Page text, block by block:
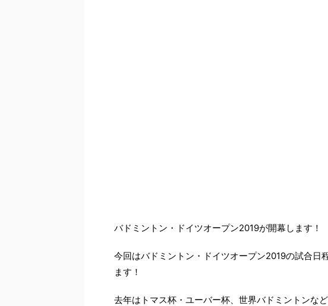
バドミントン・ドイツオープン2019が開幕します！
今回はバドミントン・ドイツオープン2019の試合日
ます！
去年はトマス杯・ユーバー杯、世界バドミントンな